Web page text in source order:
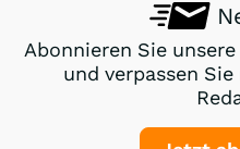
Abonnieren Sie
und verpassen